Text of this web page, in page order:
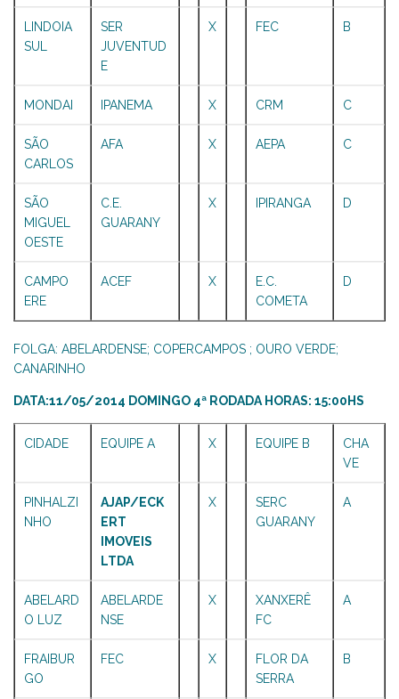
LINDOIA
SUL
SER
JUVENTUD
E
X FEC B
MONDAI IPANEMA X CRM C
SÃO
CARLOS
AFA X AEPA C
SÃO
MIGUEL
OESTE
C.E.
GUARANY
X IPIRANGA D
CAMPO
ERE
ACEF X
E.C.
COMETA
D
FOLGA: ABELARDENSE; COPERCAMPOS ; OURO VERDE;
CANARINHO
DATA:11/05/2014 DOMINGO 4ª RODADA HORAS: 15:00HS
CIDADE EQUIPE A X EQUIPE B
CHA
VE
PINHALZI
NHO
AJAP/ECK
ERT
IMOVEIS
LTDA
X
SERC
GUARANY
A
ABELARD
O LUZ
ABELARDE
NSE
X
XANXERÊ
FC
A
FRAIBUR
GO
FEC X
FLOR DA
SERRA
B